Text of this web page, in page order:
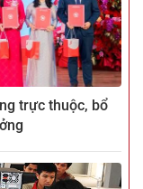
trực thuộc, bổ